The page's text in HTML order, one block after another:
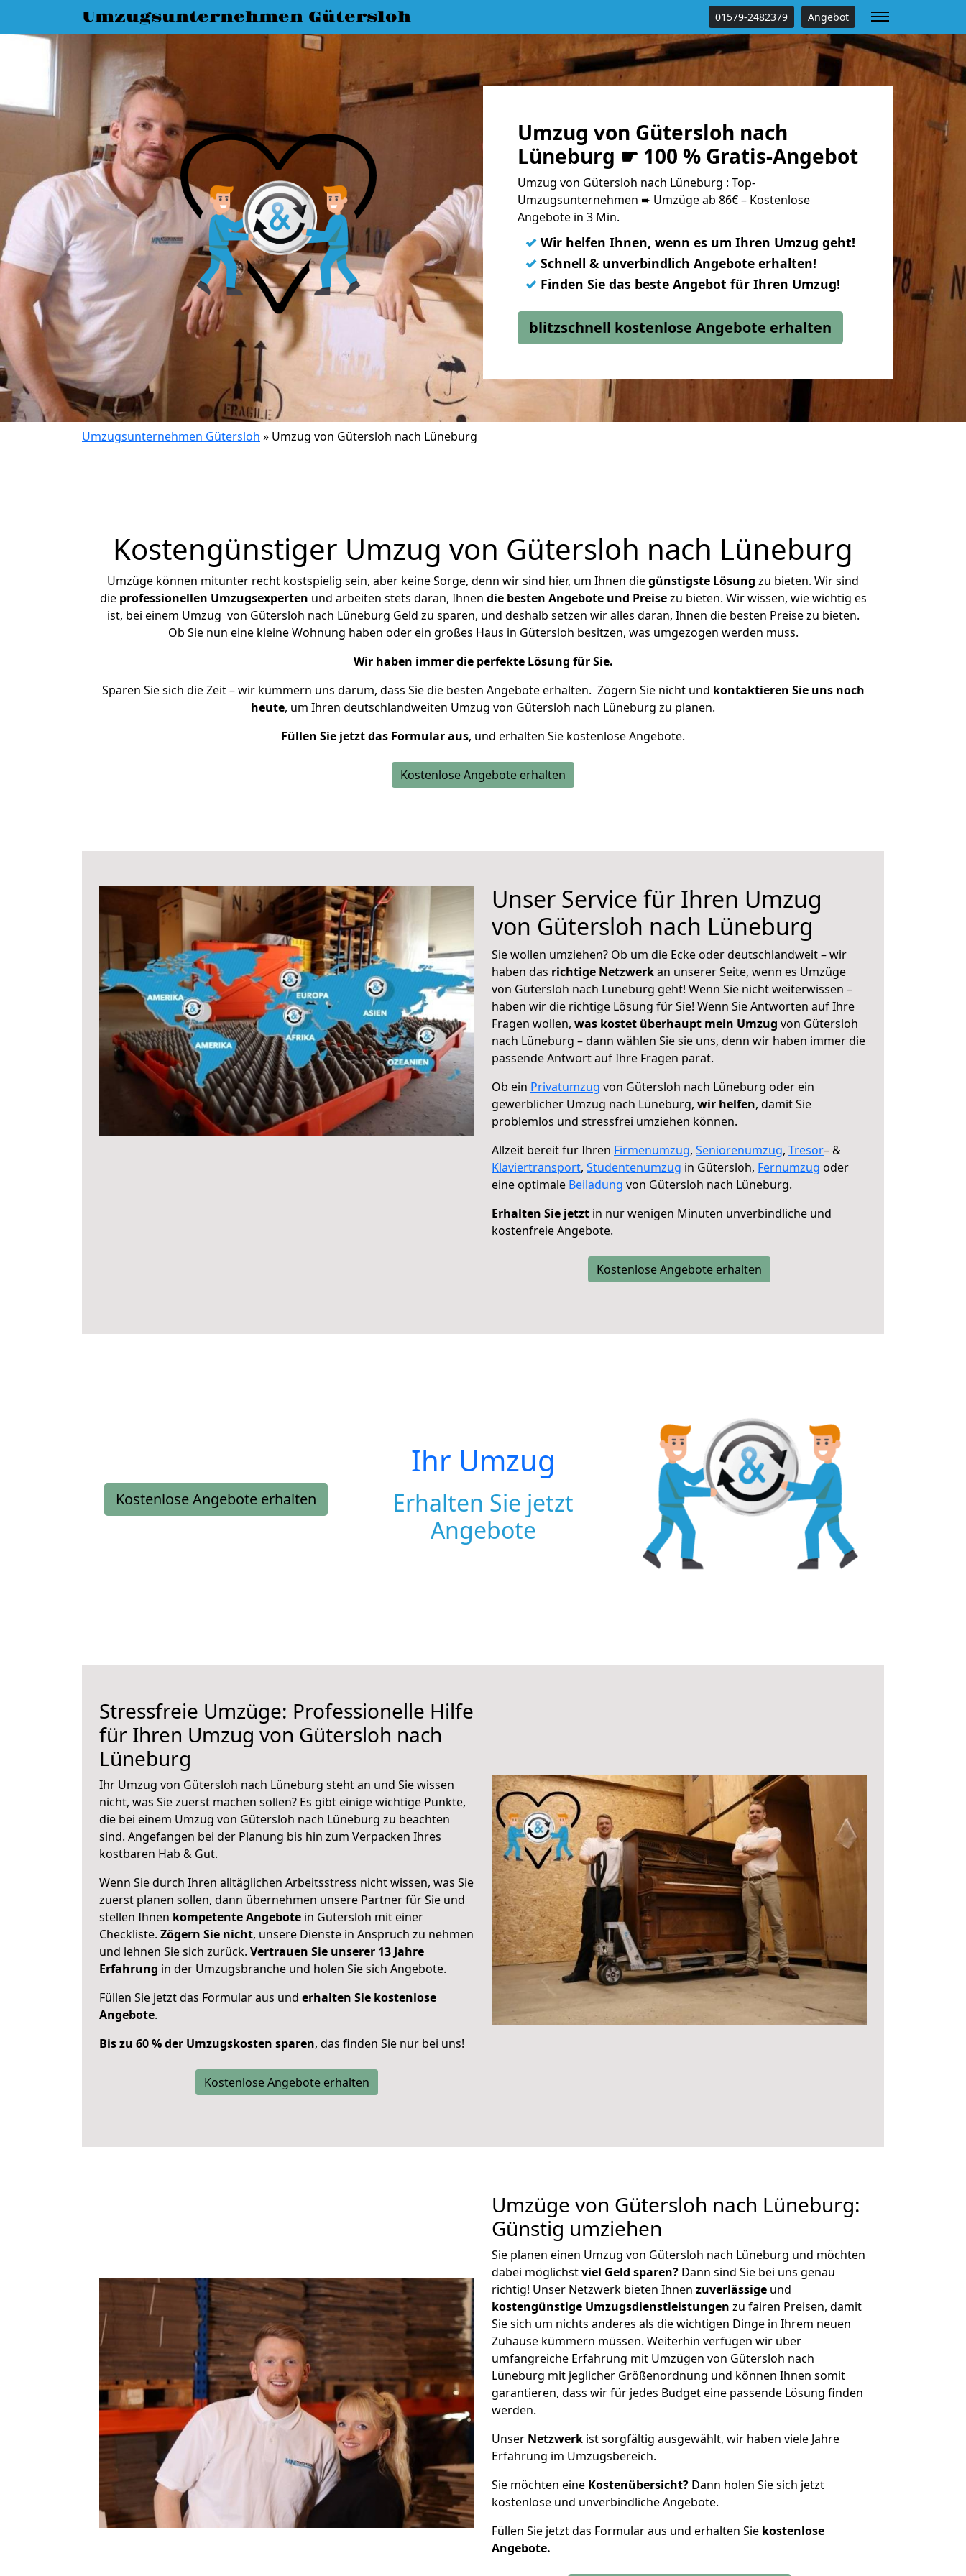
Umzugsunternehmen Gütersloh 01579-2482379 Angebot
Umzug von Gütersloh nach
Lüneburg ☛ 100 % Gratis-Angebot
Umzug von Gütersloh nach Lüneburg : Top-
Umzugsunternehmen ➨ Umzüge ab 86€ – Kostenlose
Angebote in 3 Min.
✓ Wir helfen Ihnen, wenn es um Ihren Umzug geht!
✓ Schnell & unverbindlich Angebote erhalten!
✓ Finden Sie das beste Angebot für Ihren Umzug!
blitzschnell kostenlose Angebote erhalten
Umzugsunternehmen Gütersloh » Umzug von Gütersloh nach Lüneburg
Kostengünstiger Umzug von Gütersloh nach Lüneburg
Umzüge können mitunter recht kostspielig sein, aber keine Sorge, denn wir sind hier, um Ihnen diegünstigste Lösung zu bieten. Wir sind
die professionellen Umzugsexperten und arbeiten stets daran, Ihnen die besten Angebote und Preisezu bieten. Wir wissen, wie wichtig es
ist, bei einem Umzug von Gütersloh nach Lüneburg Geld zu sparen, und deshalb setzen wir alles daran, Ihnen die besten Preise zu bieten.
Ob Sie nun eine kleine Wohnung haben oder ein großes Haus in Gütersloh besitzen, was umgezogen werden muss.
Wir haben immer die perfekte Lösung für Sie.
Sparen Sie sich die Zeit – wir kümmern uns darum, dass Sie die besten Angebote erhalten. Zögern Sie nicht und kontaktieren Sie uns noch
heute, um Ihren deutschlandweiten Umzug von Gütersloh nach Lüneburg zu planen.
Füllen Sie jetzt das Formular aus, und erhalten Sie kostenlose Angebote.
Kostenlose Angebote erhalten
Unser Service für Ihren Umzug
von Gütersloh nach Lüneburg
Sie wollen umziehen? Ob um die Ecke oder deutschlandweit – wir
haben das richtige Netzwerkan unserer Seite, wenn es Umzüge
von Gütersloh nach Lüneburg geht! Wenn Sie nicht weiterwissen –
haben wir die richtige Lösung für Sie! Wenn Sie Antworten auf Ihre
Fragen wollen, was kostet überhaupt mein Umzug von Gütersloh
nach Lüneburg – dann wählen Sie sie uns, denn wir haben immer die
passende Antwort auf Ihre Fragen parat.
Ob ein Privatumzug von Gütersloh nach Lüneburg oder ein
gewerblicher Umzug nach Lüneburg, wir helfen, damit Sie
problemlos und stressfrei umziehen können.
Allzeit bereit für Ihren Firmenumzug, Seniorenumzug, Tresor– &
Klaviertransport, Studentenumzug in Gütersloh, Fernumzug oder
eine optimale Beiladung von Gütersloh nach Lüneburg.
Erhalten Sie jetzt in nur wenigen Minuten unverbindliche und
kostenfreie Angebote.
Kostenlose Angebote erhalten
Kostenlose Angebote erhalten
Ihr Umzug
Erhalten Sie jetzt
Angebote
Stressfreie Umzüge: Professionelle Hilfe
für Ihren Umzug von Gütersloh nach
Lüneburg
Ihr Umzug von Gütersloh nach Lüneburg steht an und Sie wissen
nicht, was Sie zuerst machen sollen? Es gibt einige wichtige Punkte,
die bei einem Umzug von Gütersloh nach Lüneburg zu beachten
sind. Angefangen bei der Planung bis hin zum Verpacken Ihres
kostbaren Hab & Gut.
Wenn Sie durch Ihren alltäglichen Arbeitsstress nicht wissen, was Sie
zuerst planen sollen, dann übernehmen unsere Partner für Sie und
stellen Ihnen kompetente Angebote in Gütersloh mit einer
Checkliste. Zögern Sie nicht, unsere Dienste in Anspruch zu nehmen
und lehnen Sie sich zurück. Vertrauen Sie unserer 13 Jahre
Erfahrung in der Umzugsbranche und holen Sie sich Angebote.
Füllen Sie jetzt das Formular aus und erhalten Sie kostenlose
Angebote.
Bis zu 60 % der Umzugskosten sparen, das finden Sie nur bei uns!
Kostenlose Angebote erhalten
Umzüge von Gütersloh nach Lüneburg:
Günstig umziehen
Sie planen einen Umzug von Gütersloh nach Lüneburg und möchten
dabei möglichstviel Geld sparen? Dann sind Sie bei uns genau
richtig! Unser Netzwerk bieten Ihnen zuverlässige und
kostengünstige Umzugsdienstleistungen zu fairen Preisen, damit
Sie sich um nichts anderes als die wichtigen Dinge in Ihrem neuen
Zuhause kümmern müssen. Weiterhin verfügen wir über
umfangreiche Erfahrung mit Umzügen von Gütersloh nach
Lüneburg mit jeglicher Größenordnung und können Ihnen somit
garantieren, dass wir für jedes Budget eine passende Lösung finden
werden.
Unser Netzwerk ist sorgfältig ausgewählt, wir haben viele Jahre
Erfahrung im Umzugsbereich.
Sie möchten eine Kostenübersicht? Dann holen Sie sich jetzt
kostenlose und unverbindliche Angebote.
Füllen Sie jetzt das Formular aus und erhalten Sie kostenlose
Angebote.